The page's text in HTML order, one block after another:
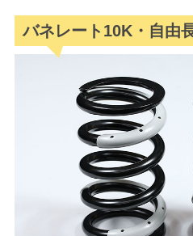
バネレート10K・自由